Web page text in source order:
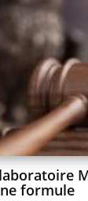
formule